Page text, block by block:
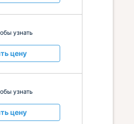
узнать
цену
узнать
цену